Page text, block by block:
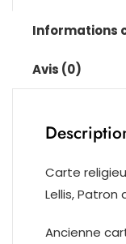
Informations
Avis (0)
Carte
Lellis, Patron
Ancienne